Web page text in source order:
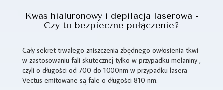
Kwas hialuronowy i depilacja laserowa -
Czy to bezpieczne połączenie?
Cały sekret trwałego zniszczenia zbędnego owłosienia tkwi
w zastosowaniu fali skutecznej tylko w przypadku melaniny ,
czyli o długości od 700 do 1000nm w przypadku lasera
Vectus emitowane są fale o długości 810 nm.